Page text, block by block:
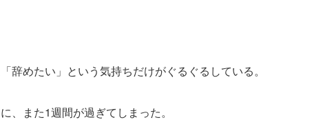
めたい」という気持ちだけがぐるぐるしている。
、また1週間が過ぎてしまった。